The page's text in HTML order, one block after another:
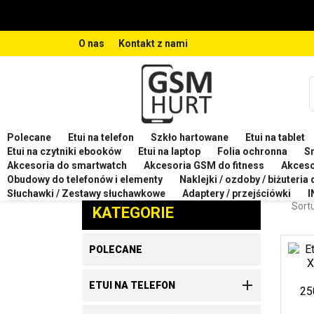
O nas Kontakt z nami
Polecane Etui na telefon Szkło hartowane Etui na tablet
Etui na czytniki ebooków
Etui na laptop Folia ochronna
Akcesoria do smartwatch
Akcesoria GSM do fitness
Obudowy do telefonów i elementy
Naklejki / ozdoby / biżuteria
Słuchawki / Zestawy słuchawkowe
Adaptery / przejściówki
Strona główna Etui na telefon Etui na telefon
Zaproponuj produkt
KATEGORIE
POLECANE
ETUI NA TELEFON 